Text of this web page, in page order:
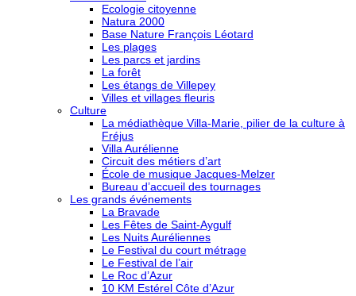
Ecologie citoyenne
Natura 2000
Base Nature François Léotard
Les plages
Les parcs et jardins
La forêt
Les étangs de Villepey
Villes et villages fleuris
Culture
La médiathèque Villa-Marie, pilier de la culture à
Fréjus
Villa Aurélienne
Circuit des métiers d’art
École de musique Jacques-Melzer
Bureau d’accueil des tournages
Les grands événements
La Bravade
Les Fêtes de Saint-Aygulf
Les Nuits Auréliennes
Le Festival du court métrage
Le Festival de l’air
Le Roc d’Azur
10 KM Estérel Côte d’Azur